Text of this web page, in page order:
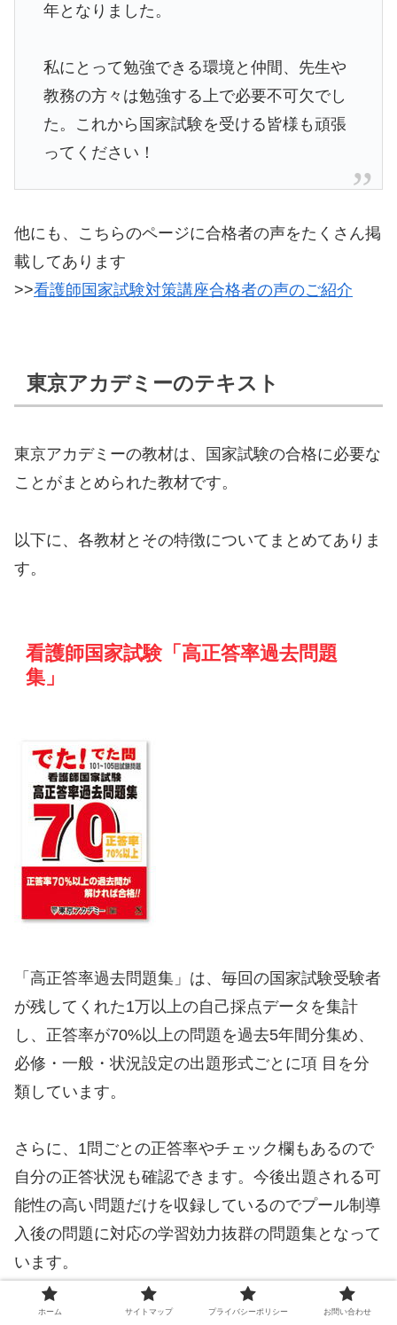
年となりました。
私にとって勉強できる環境と仲間、先生や
教務の方々は勉強する上で必要不可欠でし
た。これから国家試験を受ける皆様も頑張
ってください！
他にも、こちらのページに合格者の声をたくさん掲
載してあります
>>看護師国家試験対策講座合格者の声のご紹介
東京アカデミーのテキスト
東京アカデミーの教材は、国家試験の合格に必要な
ことがまとめられた教材です。
以下に、各教材とその特徴についてまとめてありま
す。
看護師国家試験「高正答率過去問題
集」
「高正答率過去問題集」は、毎回の国家試験受験者
が残してくれた1万以上の自己採点データを集計
し、正答率が70%以上の問題を過去5年間分集め、
必修・一般・状況設定の出題形式ごとに項 目を分
類しています。
さらに、1問ごとの正答率やチェック欄もあるので
自分の正答状況も確認できます。今後出題される可
能性の高い問題だけを収録しているのでプール制導
入後の問題に対応の学習効力抜群の問題集となって
います。
また、各問の解答解説欄にはオープンセサミシリー
ホーム サイトマップ プライバシーポリシー お問い合わせ